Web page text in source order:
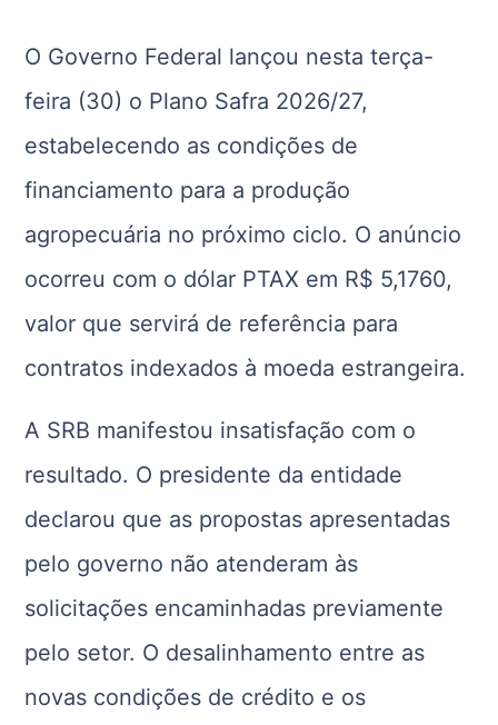
O Governo Federal lançou nesta terça-
feira (30) o Plano Safra 2026/27,
estabelecendo as condições de
financiamento para a produção
agropecuária no próximo ciclo. O anúncio
ocorreu com o dólar PTAX em R$ 5,1760,
valor que servirá de referência para
contratos indexados à moeda estrangeira.
A SRB manifestou insatisfação com o
resultado. O presidente da entidade
declarou que as propostas apresentadas
pelo governo não atenderam às
solicitações encaminhadas previamente
pelo setor. O desalinhamento entre as
novas condições de crédito e os